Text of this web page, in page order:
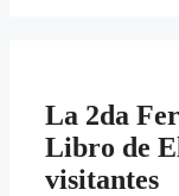
La 2da
Libro de
visitantes